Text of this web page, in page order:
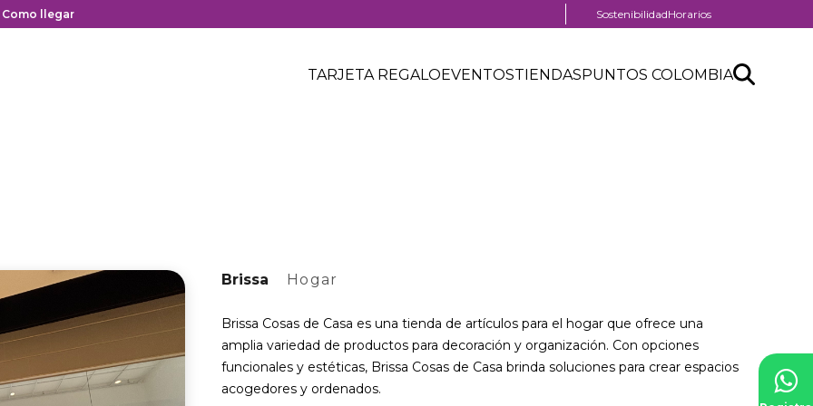
cierre del centro comercial.
Como llegar
Menú
SostenibilidadHorarios
Header
Menú
TARJETA REGALOEVENTOSTIENDASPUNTOS COLOMBIASearch
Buscar
Brissa Hogar
Brissa Cosas de Casa es una tienda de artículos para el hogar que ofrece una
amplia variedad de productos para decoración y organización. Con opciones
funcionales y estéticas, Brissa Cosas de Casa brinda soluciones para crear espacios
acogedores y ordenados.